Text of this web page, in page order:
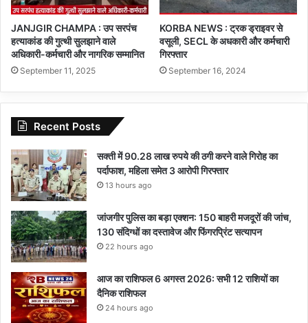
JANJGIR CHAMPA : उप सरपंच
हत्याकांड की गुत्थी सुलझाने वाले
अधिकारी-कर्मचारी और नागरिक सम्मानित
September 11, 2025
KORBA NEWS : ट्रक ड्राइवर से
वसूली, SECL के अधकारी और कर्मचारी
गिरफ्तार
September 16, 2024
Recent Posts
सक्ती में 90.28 लाख रुपये की ठगी करने वाले गिरोह का
पर्दाफाश, महिला समेत 3 आरोपी गिरफ्तार
13 hours ago
जांजगीर पुलिस का बड़ा एक्शन: 150 बाहरी मजदूरों की जांच,
130 संदिग्धों का दस्तावेज और फिंगरप्रिंट सत्यापन
22 hours ago
आज का राशिफल 6 अगस्त 2026: सभी 12 राशियों का
दैनिक राशिफल
24 hours ago